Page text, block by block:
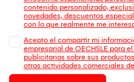
contenido personalizado,
novedades, descuentos
con lo que realmente me
Acepto el compartir mi
empresarial de OECHSLE para
publicitarias sobre sus
otras actividades comerciales